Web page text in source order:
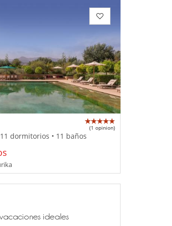
(1 opinion)
dormitorios • 11 baños
ideales